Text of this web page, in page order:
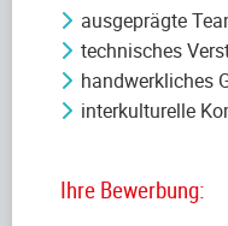
ausgeprägte
technisches
handwerkliches
interkulturelle
Ihre Bewerbung: